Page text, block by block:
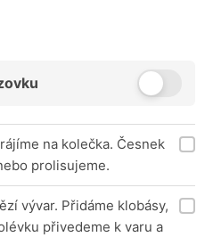
na kolečka. Česnek
prolisujeme.
vývar. Přidáme klobásy,
přivedeme k varu a